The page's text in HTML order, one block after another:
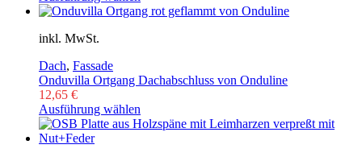
inkl. MwSt.
Dach, Fassade
Onduvilla Ortgang Dachabschluss von Onduline
12,65 €
Ausführung wählen